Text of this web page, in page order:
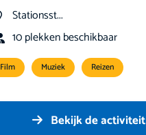
Stationsst...
10 plekken beschikbaar
Film Muziek Reizen
Bekijk de activiteit